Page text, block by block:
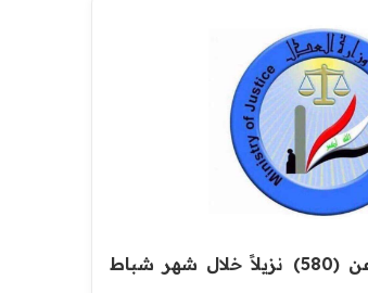
وزارة العدل: الإفراج عن (580) نزيلاً خلال شهر شباط